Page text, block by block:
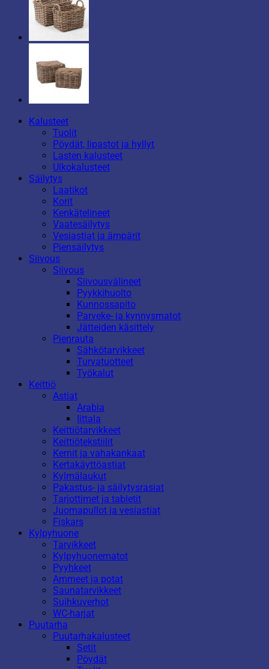
Kalusteet
Tuolit
Pöydät, lipastot ja hyllyt
Lasten kalusteet
Ulkokalusteet
Säilytys
Laatikot
Korit
Kenkätelineet
Vaatesäilytys
Vesiastiat ja ämpärit
Piensäilytys
Siivous
Siivous
Siivousvälineet
Pyykkihuolto
Kunnossapito
Parveke- ja kynnysmatot
Jätteiden käsittely
Pienrauta
Sähkötarvikkeet
Turvatuotteet
Työkalut
Keittiö
Astiat
Arabia
Iittala
Keittiötarvikkeet
Keittiötekstiilit
Kernit ja vahakankaat
Kertakäyttöastiat
Kylmälaukut
Pakastus- ja säilytysrasiat
Tarjottimet ja tabletit
Juomapullot ja vesiastiat
Fiskars
Kylpyhuone
Tarvikkeet
Kylpyhuonematot
Pyyhkeet
Ammeet ja potat
Saunatarvikkeet
Suihkuverhot
WC-harjat
Puutarha
Puutarhakalusteet
Setit
Pöydät